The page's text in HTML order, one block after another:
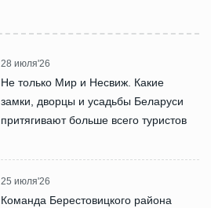
28 июля'26
Не только Мир и Несвиж. Какие
замки, дворцы и усадьбы Беларуси
притягивают больше всего туристов
25 июля'26
Команда Берестовицкого района